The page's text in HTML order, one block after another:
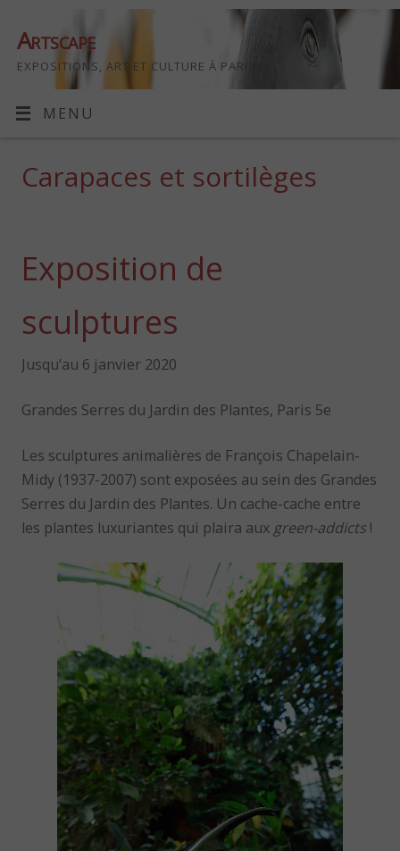
Artscape
EXPOSITIONS, ART ET CULTURE À PARIS
MENU
Carapaces et sortilèges
Exposition de
sculptures
Jusqu’au 6 janvier 2020
Grandes Serres du Jardin des Plantes, Paris 5e
Les sculptures animalières de François Chapelain-
Midy (1937-2007) sont exposées au sein des Grandes
Serres du Jardin des Plantes. Un cache-cache entre
les plantes luxuriantes qui plaira aux green-addicts !